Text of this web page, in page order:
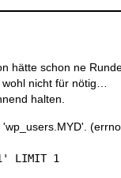
hätte schon ne
nicht für nötig…
halten.
LIMIT 1